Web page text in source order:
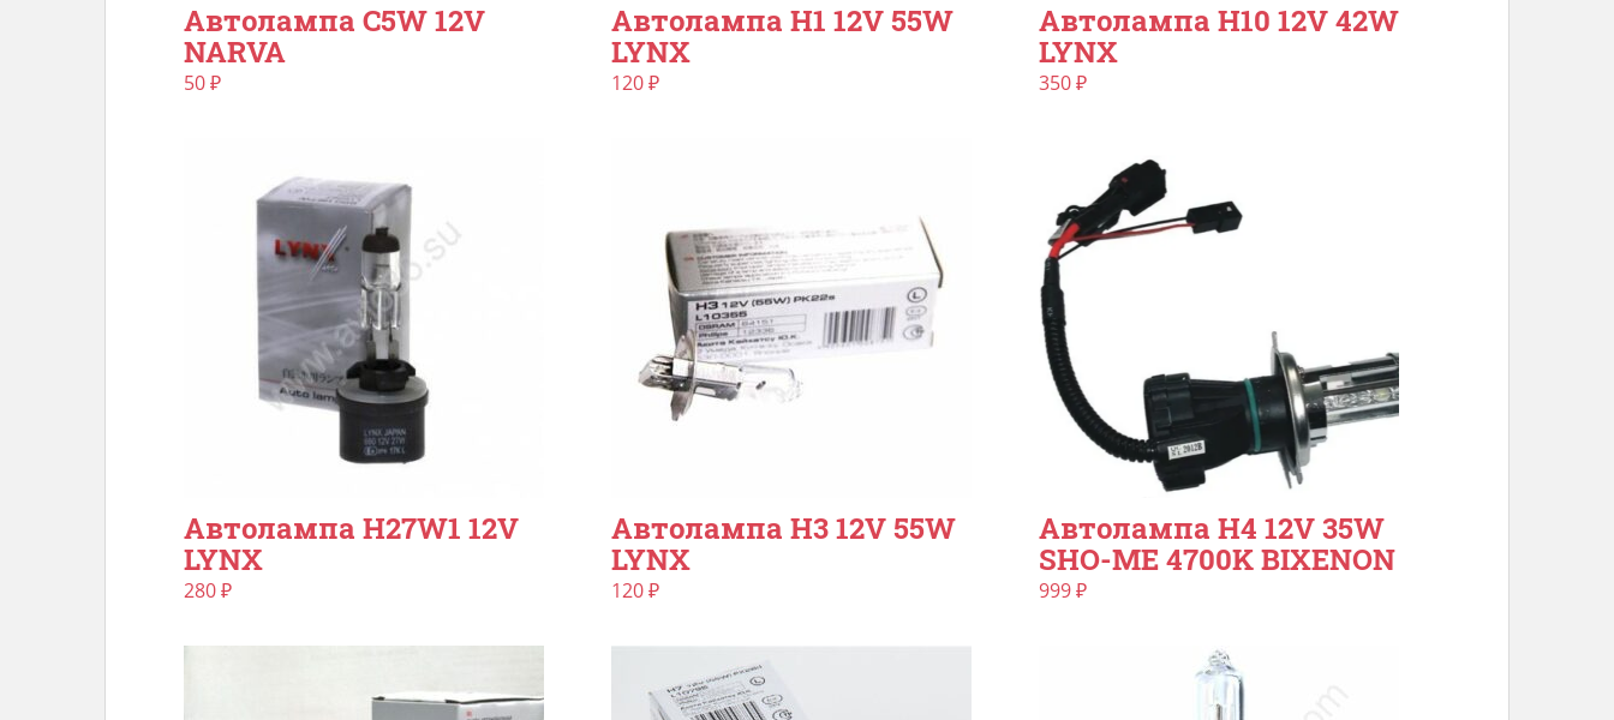
Автолампа C5W 12V
NARVA
50₽
Автолампа H1 12V 55W
LYNX
120₽
Автолампа H10 12V 42W
LYNX
350₽
Автолампа H27W1 12V
LYNX
280₽
Автолампа H3 12V 55W
LYNX
120₽
Автолампа H4 12V 35W
SHO-ME 4700K BIXENON
999₽